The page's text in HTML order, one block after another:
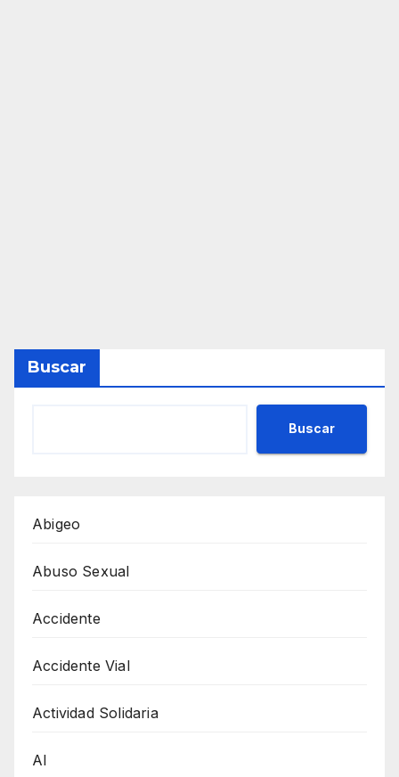
Buscar
Buscar
Abigeo
Abuso Sexual
Accidente
Accidente Vial
Actividad Solidaria
AI